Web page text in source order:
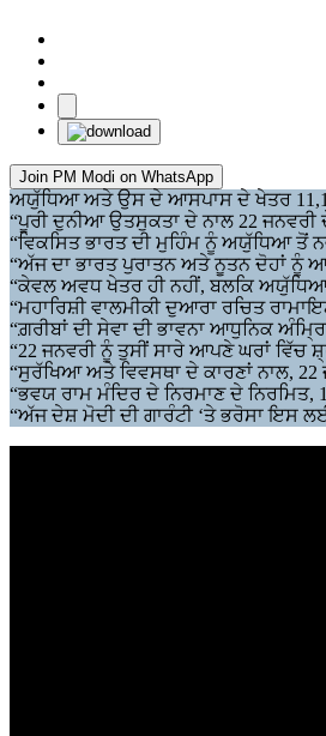
Join PM Modi on WhatsApp
ਅਯੁੱਧਿਆ ਅਤੇ ਉਸ ਦੇ ਆਸਪਾਸ ਦੇ ਖੇਤਰ
“ਪੂਰੀ ਦੁਨੀਆ ਉਤਸੁਕਤਾ ਦੇ ਨਾਲ 22 ਜਨਵਰੀ
“ਵਿਕਸਿਤ ਭਾਰਤ ਦੀ ਮੁਹਿੰਮ ਨੂੰ ਅਯੁੱਧਿਆ ਤੋਂ
“ਅੱਜ ਦਾ ਭਾਰਤ ਪੁਰਾਤਨ ਅਤੇ ਨੂਤਨ ਦੋਹਾਂ ਨੂੰ
“ਕੇਵਲ ਅਵਧ ਖੇਤਰ ਹੀ ਨਹੀਂ, ਬਲਕਿ
“ਮਹਾਰਿਸ਼ੀ ਵਾਲਮੀਕੀ ਦੁਆਰਾ ਰਚਿਤ
“ਗ਼ਰੀਬਾਂ ਦੀ ਸੇਵਾ ਦੀ ਭਾਵਨਾ ਆਧੁਨਿਕ
“22 ਜਨਵਰੀ ਨੂੰ ਤੁਸੀਂ ਸਾਰੇ ਆਪਣੇ ਘਰਾਂ ਵਿੱਚ
“ਸੁਰੱਖਿਆ ਅਤੇ ਵਿਵਸਥਾ ਦੇ ਕਾਰਣਾਂ ਨਾਲ,
“ਭਵਯ ਰਾਮ ਮੰਦਿਰ ਦੇ ਨਿਰਮਾਣ ਦੇ ਨਿਰਮਿਤ,
“ਅੱਜ ਦੇਸ਼ ਮੋਦੀ ਦੀ ਗਾਰੰਟੀ ‘ਤੇ ਭਰੋਸਾ ਇਸ